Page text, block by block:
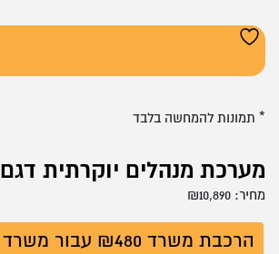
מערכת מנהלים יוקרתית דגם ALBA
מחיר: ₪10,890
הרכבת משרד ₪480 עבור משרד
* תמונות להמחשה בלבד